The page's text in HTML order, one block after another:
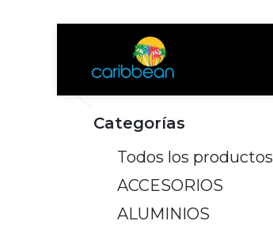
Categorías
Todos los productos
ACCESORIOS
ALUMINIOS